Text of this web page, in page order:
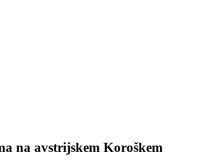
na avstrijskem Koroškem